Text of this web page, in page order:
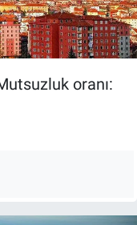
oranı: